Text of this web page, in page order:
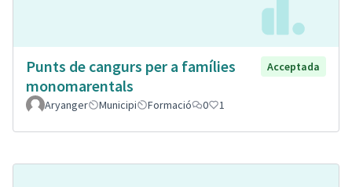
Punts de cangurs per a famílies
monomarentals
Acceptada
Aryanger Municipi Formació 0 1